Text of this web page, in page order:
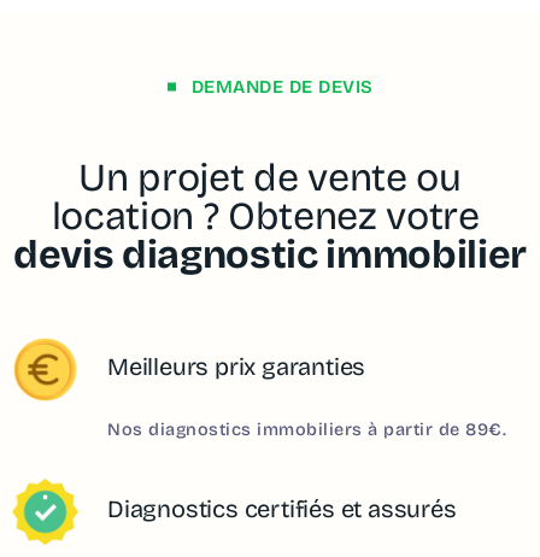
DEMANDE DE DEVIS
Un projet de vente ou
location ? Obtenez votre
devis diagnostic immobilier
Meilleurs prix garanties
Nos diagnostics immobiliers à partir de 89€.
Diagnostics certifiés et assurés